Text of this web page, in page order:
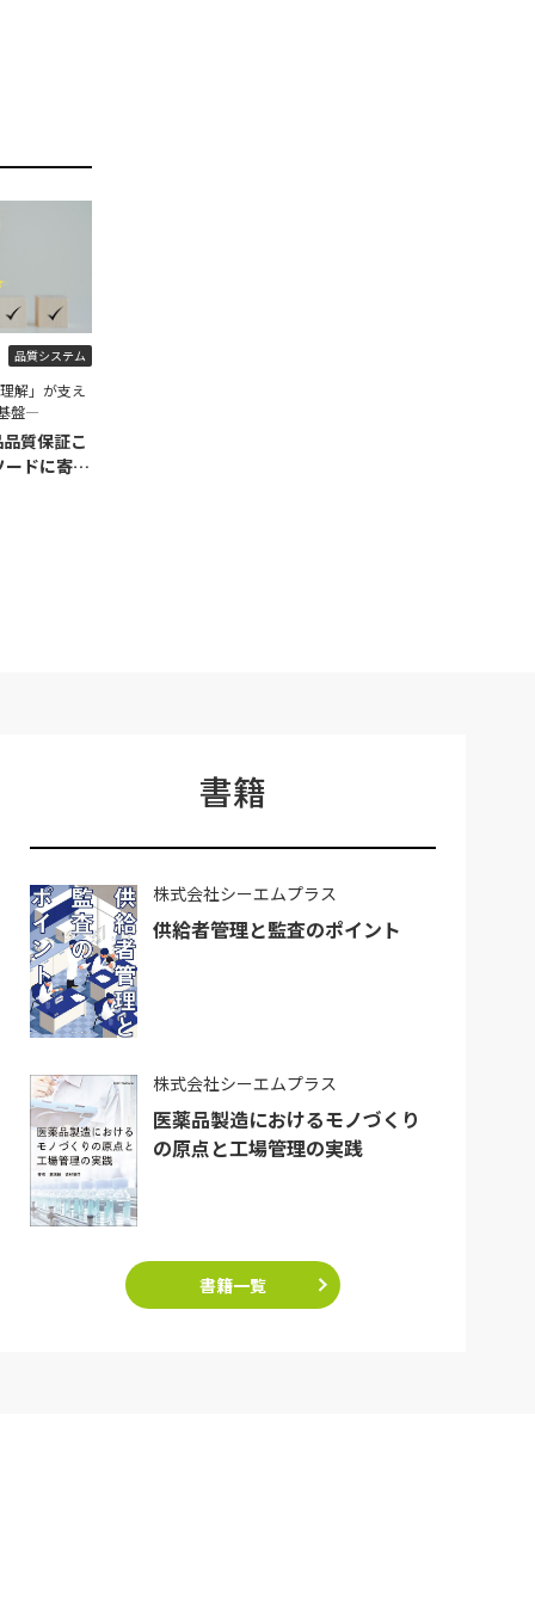
品質システム
解」が支え
盤―
質保証こ
ドに寄せ
書籍
株式会社シーエムプラス
供給者管理と監査のポイント
株式会社シーエムプラス
医薬品製造におけるモノづくり
の原点と工場管理の実践
書籍一覧